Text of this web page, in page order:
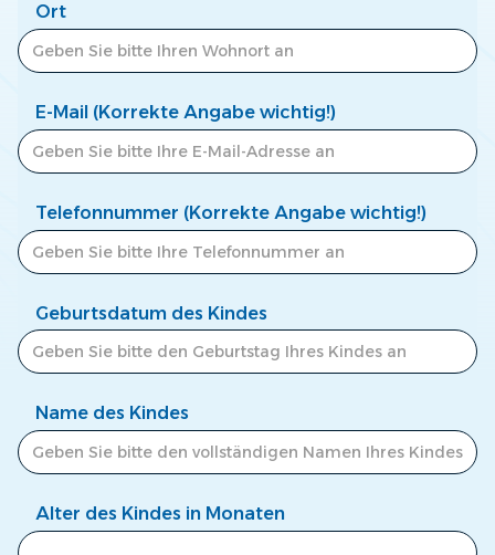
Ort
E-Mail (Korrekte Angabe wichtig!)
Telefonnummer (Korrekte Angabe wichtig!)
Geburtsdatum des Kindes
Name des Kindes
Alter des Kindes in Monaten